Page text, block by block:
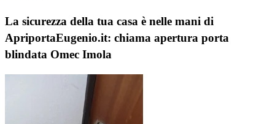
La sicurezza della tua casa è nelle mani di
ApriportaEugenio.it: chiama apertura porta
blindata Omec Imola